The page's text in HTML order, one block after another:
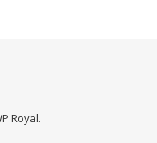
Royal.